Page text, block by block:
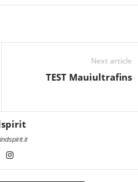
Next article
TEST Mauiultrafins